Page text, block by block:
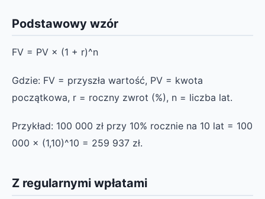
Podstawowy wzór
FV = PV × (1 + r)^n
Gdzie: FV = przyszła wartość, PV = kwota
początkowa, r = roczny zwrot (%), n = liczba lat.
Przykład: 100 000 zł przy 10% rocznie na 10 lat = 100
000 × (1,10)^10 = 259 937 zł.
Z regularnymi wpłatami